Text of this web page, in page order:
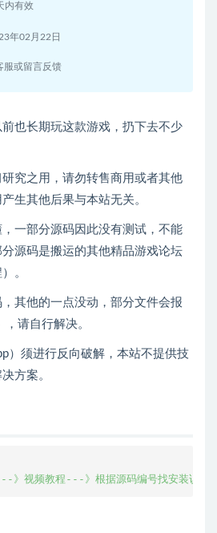
内有效
年02月22日
服或留言反馈
也长期玩这款游戏，扔下去不少
究之用，请勿转售商用或者其他
生其他后果与本站无关。
一部分源码因此没有测试，不能
源码是搬运的其他精品游戏论坛
。
其他的一点没动，部分文件会报
请自行解决。
）须进行反向破解，本站不提供技
方案。
》视频教程---》根据源码编号找安装说明